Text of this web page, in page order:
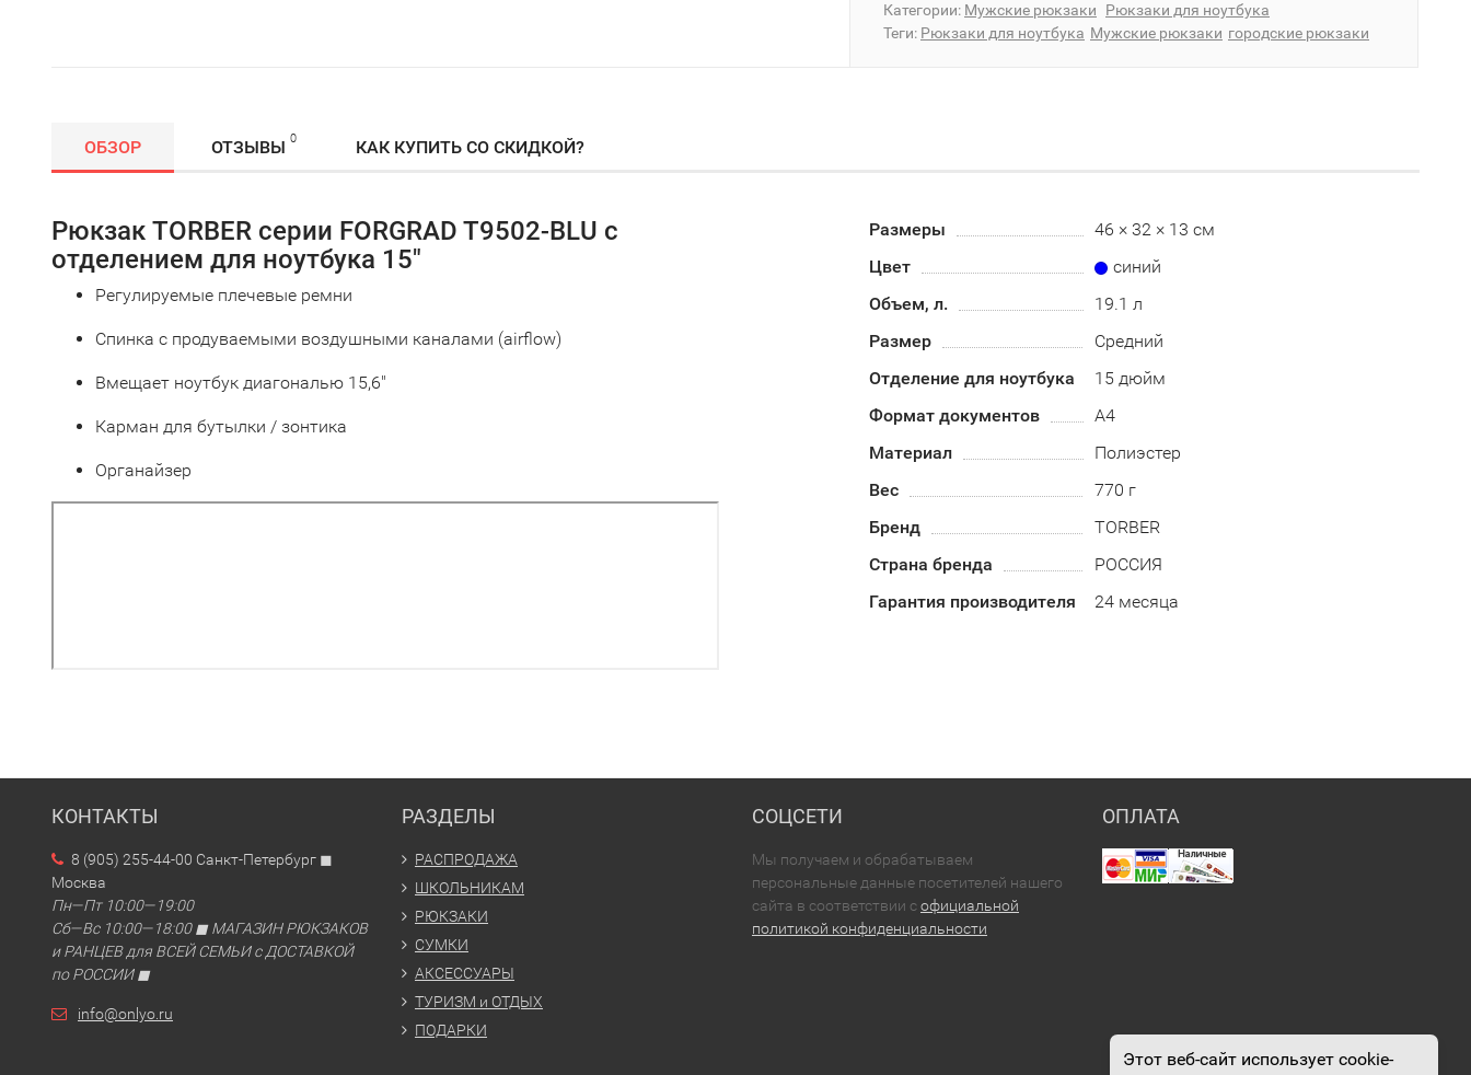
Этот веб-сайт использует cookie-
Категории: Мужские рюкзаки
Рюкзаки для ноутбука
Теги: Рюкзаки для ноутбука Мужские рюкзаки городские рюкзаки
ОБЗОР ОТЗЫВЫ 0 КАК КУПИТЬ СО СКИДКОЙ?
Рюкзак TORBER серии FORGRAD T9502-BLU с
отделением для ноутбука 15"
Регулируемые плечевые ремни
Спинка с продуваемыми воздушными каналами (airflow)
Вмещает ноутбук диагональю 15,6"
Карман для бутылки / зонтика
Органайзер
Размеры
46 × 32 × 13 см
Цвет
синий
Объем, л.
19.1 л
Размер
Средний
Отделение для ноутбука
15 дюйм
Формат документов
А4
Материал
Полиэстер
Вес
770 г
Бренд
TORBER
Страна бренда
РОССИЯ
Гарантия производителя
24 месяца
КОНТАКТЫ
8 (905) 255-44-00 Санкт-Петербург ◼
Москва
Пн—Пт 10:00—19:00
Сб—Вс 10:00—18:00 ◼ МАГАЗИН РЮКЗАКОВ
и РАНЦЕВ для ВСЕЙ СЕМЬИ с ДОСТАВКОЙ
по РОССИИ ◼
info@onlyo.ru
РАЗДЕЛЫ
РАСПРОДАЖА
ШКОЛЬНИКАМ
РЮКЗАКИ
СУМКИ
АКСЕССУАРЫ
ТУРИЗМ и ОТДЫХ
ПОДАРКИ
СОЦСЕТИ
Мы получаем и обрабатываем
персональные данные посетителей нашего
сайта в соответствии софициальной
политикой конфиденциальности
ОПЛАТА